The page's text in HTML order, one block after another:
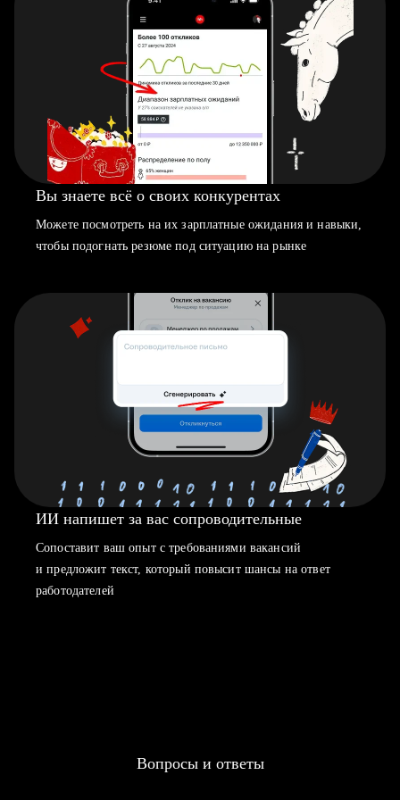
Вы знаете всё о своих конкурентах
Можете посмотреть на их зарплатные ожидания и навыки,
чтобы подогнать резюме под ситуацию на рынке
ИИ напишет за вас сопроводительные
Сопоставит ваш опыт с требованиями вакансий
и предложит текст, который повысит шансы на ответ
работодателей
Вопросы и ответы